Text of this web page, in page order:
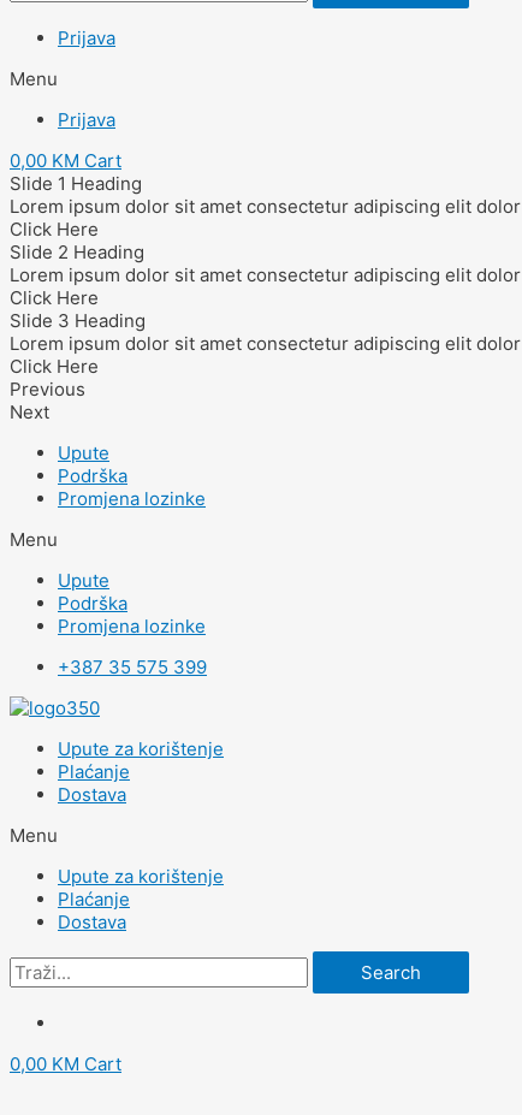
Prijava
Menu
Prijava
0,00 KM Cart
Slide 1 Heading
Lorem ipsum dolor sit amet consectetur adipiscing elit dolor
Click Here
Slide 2 Heading
Lorem ipsum dolor sit amet consectetur adipiscing elit dolor
Click Here
Slide 3 Heading
Lorem ipsum dolor sit amet consectetur adipiscing elit dolor
Click Here
Previous
Next
Upute
Podrška
Promjena lozinke
Menu
Upute
Podrška
Promjena lozinke
+387 35 575 399
Upute za korištenje
Plaćanje
Dostava
Menu
Upute za korištenje
Plaćanje
Dostava
Search
0,00 KM Cart